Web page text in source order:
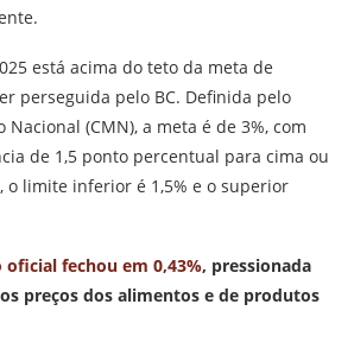
está acima do teto da meta de
perseguida pelo BC. Definida pelo
Nacional (CMN), a meta é de 3%, com
de 1,5 ponto percentual para cima ou
o limite inferior é 1,5% e o superior
oficial fechou em 0,43%, pressionada
preços dos alimentos e de produtos